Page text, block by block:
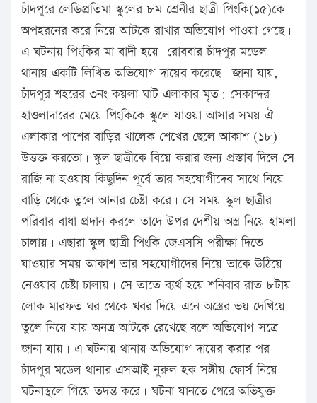
চাঁদপুরে লেডিপ্রতিমা স্কুলের ৮ম শ্রেনীর ছাত্রী পিংকি(১৫)কে
অপহরনের করে নিয়ে আটকে রাখার অভিযোগ পাওয়া গেছে।
এ ঘটনায় পিংকির মা বাদী হয়ে রোববার চাঁদপুর মডেল
থানায় একটি লিখিত অভিযোগ দায়ের করেছে। জানা যায়,
চাঁদপুর শহরের ৩নং কয়লা ঘাট এলাকার মৃত: সেকান্দর
হাওলাদারের মেয়ে পিংকিকে স্কুলে যাওয়া আসার সময় ঐ
এলাকার পাশের বাড়ির খালেক শেখের ছেলে আকাশ (১৮)
উত্তক্ত করতো। স্কুল ছাত্রীকে বিয়ে করার জন্য প্রস্তাব দিলে সে
রাজি না হওয়ায় কিছুদিন পূর্বে তার সহযোগীদের সাথে নিয়ে
বাড়ি থেকে তুলে আনার চেষ্টা করে। সে সময় স্কুল ছাত্রীর
পরিবার বাধা প্রদান করলে তাদে উপর দেশীয় অস্ত্র নিয়ে হামলা
চালায়। এছারা স্কুল ছাত্রী পিংকি জেএসসি পরীক্ষা দিতে
যাওয়ার সময় আকাশ তার সহযোগীদের নিয়ে তাকে উঠিয়ে
নেওয়ার চেষ্টা চালায়। সে তাতে ব্যর্থ হয়ে শনিবার রাত ৮টায়
লোক মারফত ঘর থেকে খবর দিয়ে এনে অস্ত্রের ভয় দেখিয়ে
তুলে নিয়ে যায় অনত্র আটকে রেখেছে বলে অভিযোগ সত্রে
জানা যায়। এ ঘটনায় থানায় অভিযোগ দায়ের করার পর
চাঁদপুর মডেল থানার এসআই নুরুল হক সঙ্গীয় ফোর্স নিয়ে
ঘটনাস্থলে গিয়ে তদন্ত করে। ঘটনা যানতে পেরে অভিযুক্ত